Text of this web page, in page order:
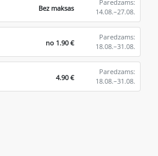
Bez maksas
Paredzams:
14.08.–27.08.
no 1.90 €
Paredzams:
18.08.–31.08.
4.90 €
Paredzams:
18.08.–31.08.